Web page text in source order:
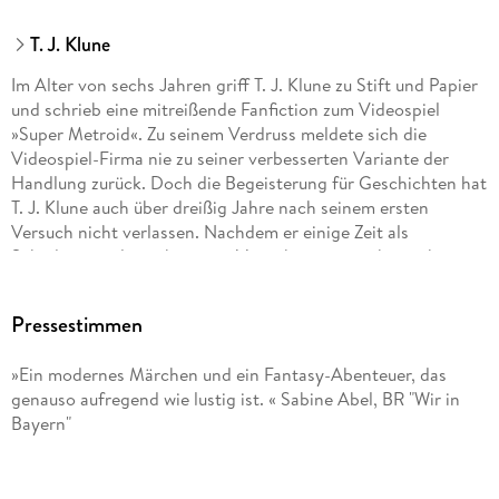
T. J. Klune
Im Alter von sechs Jahren griff T. J. Klune zu Stift und Papier
und schrieb eine mitreißende Fanfiction zum Videospiel
»Super Metroid«. Zu seinem Verdruss meldete sich die
Videospiel-Firma nie zu seiner verbesserten Variante der
Handlung zurück. Doch die Begeisterung für Geschichten hat
T. J. Klune auch über dreißig Jahre nach seinem ersten
Versuch nicht verlassen. Nachdem er einige Zeit als
Schadensregulierer bei einer Versicherung gearbeitet hat,
Romanen wurde er mit dem Lambda Literary Award
magisch Begabte« gelang T. J. Klune der Durchbruch als
international gefeierter Bestsellerautor.
Pressestimmen
»Ein modernes Märchen und ein Fantasy-Abenteuer, das
genauso aufregend wie lustig ist. « Sabine Abel, BR "Wir in
Bayern"